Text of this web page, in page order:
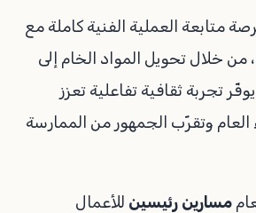
متابعة العملية الفنية كاملة مع
من خلال تحويل المواد الخام إلى
تجربة ثقافية تفاعلية تعزز
وتقرّب الجمهور من الممارسة
مسارين رئيسين للأعمال